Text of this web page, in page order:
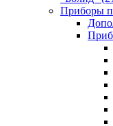
Приборы